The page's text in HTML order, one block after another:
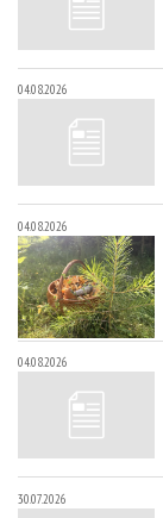
04.08.2026
04.08.2026
04.08.2026
30.07.2026